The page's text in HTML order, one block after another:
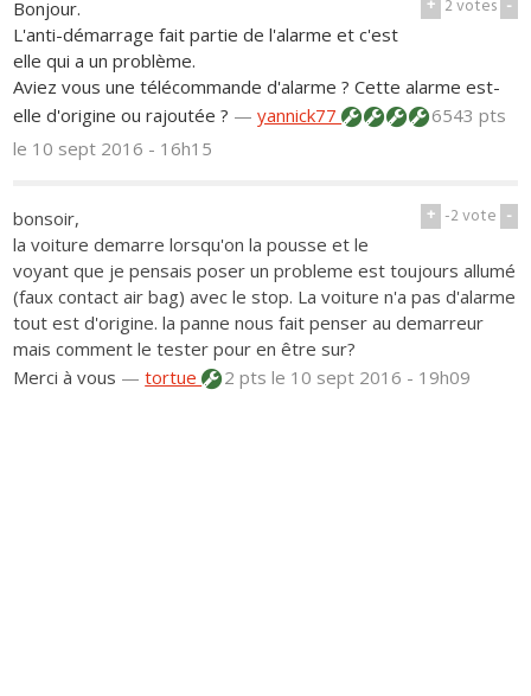
+ 2votes -
Bonjour.
L'anti-démarrage fait partie de l'alarme et c'est
elle qui a un problème.
Aviez vous une télécommande d'alarme ? Cette alarme est-
elle d'origine ou rajoutée ? —yannick77
6543 pts
le 10 sept 2016 - 16h15
+ -2vote -
bonsoir,
la voiture demarre lorsqu'on la pousse et le
voyant que je pensais poser un probleme est toujours allumé
(faux contact air bag) avec le stop. La voiture n'a pas d'alarme
tout est d'origine. la panne nous fait penser au demarreur
mais comment le tester pour en être sur?
Merci à vous —tortue 2 ptsle 10 sept 2016 - 19h09